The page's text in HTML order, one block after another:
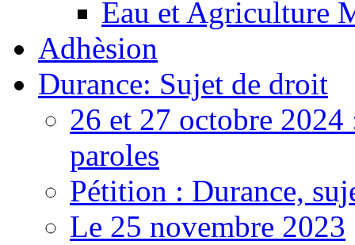
Eau et Agriculture
Adhèsion
Durance: Sujet de droit
26 et 27 octobre 2024
paroles
Pétition : Durance,
Le 25 novembre 2023